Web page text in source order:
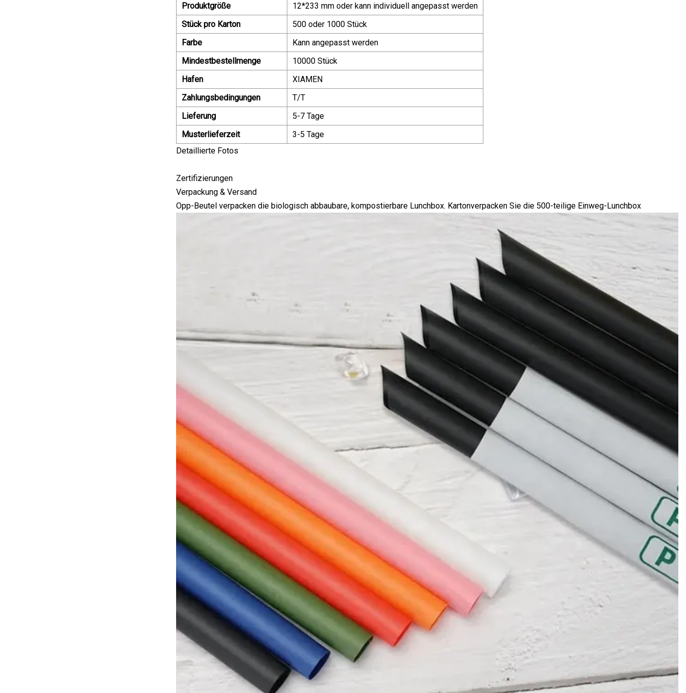
Produktgröße
12*233 mm oder kann individuell angepasst werden
Stück pro Karton
500 oder 1000 Stück
Farbe
Kann angepasst werden
Mindestbestellmenge
10000 Stück
Hafen
XIAMEN
Zahlungsbedingungen
T/T
Lieferung
5-7 Tage
Musterlieferzeit
3-5 Tage
Detaillierte Fotos
Zertifizierungen
Verpackung & Versand
Opp-Beutel verpacken die biologisch abbaubare, kompostierbare Lunchbox. Kartonverpacken Sie die 500-teilige Einweg-Lunchbox